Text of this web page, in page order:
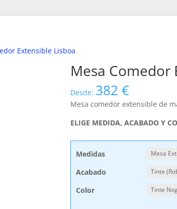
Extensible Lisboa
Mesa Comedor
Desde: 382 €
Mesa comedor extensible de
ELIGE MEDIDA, ACABADO Y
Medidas
Acabado
Color